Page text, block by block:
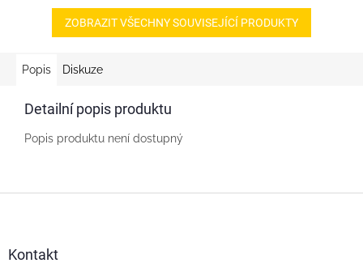
elektrárny. Délka držáku cca...
ZOBRAZIT VŠECHNY SOUVISEJÍCÍ PRODUKTY
Popis Diskuze
Detailní popis produktu
Popis produktu není dostupný
Kontakt